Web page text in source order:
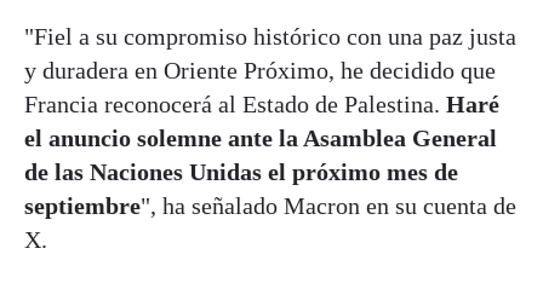
"Fiel a su compromiso histórico con una paz justa
y duradera en Oriente Próximo, he decidido que
Francia reconocerá al Estado de Palestina. Haré
el anuncio solemne ante la Asamblea General
de las Naciones Unidas el próximo mes de
septiembre", ha señalado Macron en su cuenta de
X.